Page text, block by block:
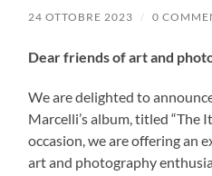
24 OTTOBRE 2023 / 0
Dear friends of art and
We are delighted to
Marcelli’s album, titled “The
occasion, we are offering an
art and photography